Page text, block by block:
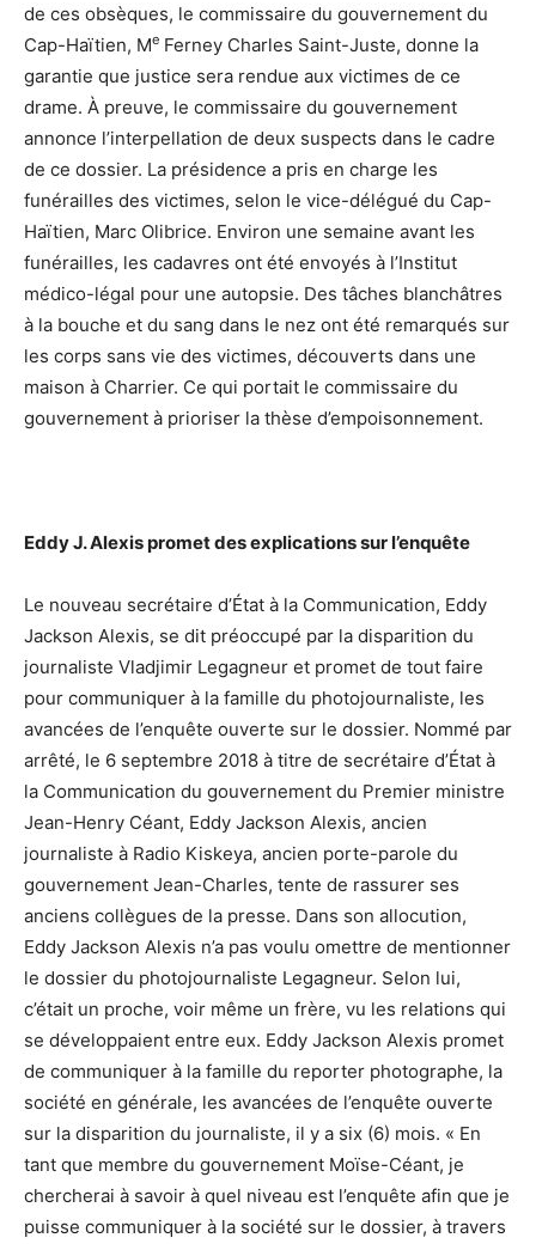
de ces obsèques, le commissaire du gouvernement du
Cap-Haïtien, Me Ferney Charles Saint-Juste, donne la
garantie que justice sera rendue aux victimes de ce
drame. À preuve, le commissaire du gouvernement
annonce l’interpellation de deux suspects dans le cadre
de ce dossier. La présidence a pris en charge les
funérailles des victimes, selon le vice-délégué du Cap-
Haïtien, Marc Olibrice. Environ une semaine avant les
funérailles, les cadavres ont été envoyés à l’Institut
médico-légal pour une autopsie. Des tâches blanchâtres
à la bouche et du sang dans le nez ont été remarqués sur
les corps sans vie des victimes, découverts dans une
maison à Charrier. Ce qui portait le commissaire du
gouvernement à prioriser la thèse d’empoisonnement.
Eddy J. Alexis promet des explications sur l’enquête
Le nouveau secrétaire d’État à la Communication, Eddy
Jackson Alexis, se dit préoccupé par la disparition du
journaliste Vladjimir Legagneur et promet de tout faire
pour communiquer à la famille du photojournaliste, les
avancées de l’enquête ouverte sur le dossier. Nommé par
arrêté, le 6 septembre 2018 à titre de secrétaire d’État à
la Communication du gouvernement du Premier ministre
Jean-Henry Céant, Eddy Jackson Alexis, ancien
journaliste à Radio Kiskeya, ancien porte-parole du
gouvernement Jean-Charles, tente de rassurer ses
anciens collègues de la presse. Dans son allocution,
Eddy Jackson Alexis n’a pas voulu omettre de mentionner
le dossier du photojournaliste Legagneur. Selon lui,
c’était un proche, voir même un frère, vu les relations qui
se développaient entre eux. Eddy Jackson Alexis promet
de communiquer à la famille du reporter photographe, la
société en générale, les avancées de l’enquête ouverte
sur la disparition du journaliste, il y a six (6) mois. « En
tant que membre du gouvernement Moïse-Céant, je
chercherai à savoir à quel niveau est l’enquête afin que je
puisse communiquer à la société sur le dossier, à travers